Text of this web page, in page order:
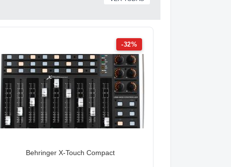
-32%
Behringer X-Touch Compact